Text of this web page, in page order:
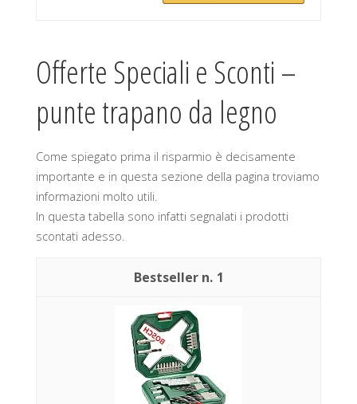
Offerte Speciali e Sconti –
punte trapano da legno
Come spiegato prima il risparmio è decisamente
importante e in questa sezione della pagina troviamo
informazioni molto utili.
In questa tabella sono infatti segnalati i prodotti
scontati adesso.
1